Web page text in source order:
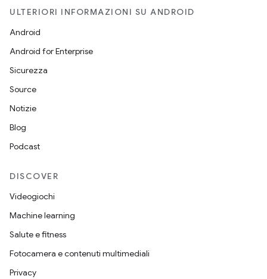
ULTERIORI INFORMAZIONI SU ANDROID
Android
Android for Enterprise
Sicurezza
Source
Notizie
Blog
Podcast
DISCOVER
Videogiochi
Machine learning
Salute e fitness
Fotocamera e contenuti multimediali
Privacy